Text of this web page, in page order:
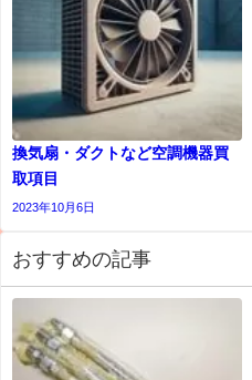
換気扇・ダクトなど空調機器買
取項目
2023年10月6日
おすすめの記事